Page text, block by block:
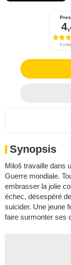
5
Synopsis
Miloš travaille dans
Guerre mondiale.
embrasser la jolie
échec, désespéré
suicider. Une jeune
faire surmonter ses